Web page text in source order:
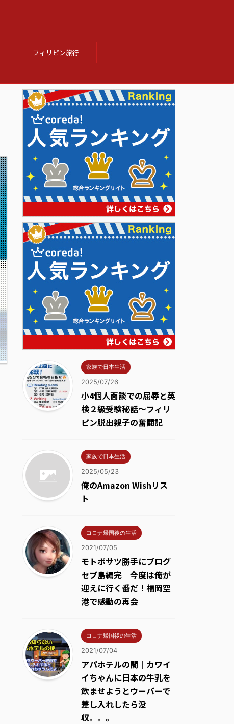
フィリピン旅行
家族で日本生活
2025/07/26
小4個人面談での屈辱と英
検２級受験秘話～フィリ
ピン脱出親子の奮闘記
家族で日本生活
2025/05/23
俺のAmazon Wishリス
ト
コロナ帰国後の生活
2021/07/05
モトボサツ勝手にブログ
セブ島編完｜今度は俺が
迎えに行く番だ！福岡空
港で感動の再会
コロナ帰国後の生活
2021/07/04
アパホテルの闇｜カワイ
イちゃんに日本の牛乳を
飲ませようとウーバーで
差し入れしたら没
収。。。